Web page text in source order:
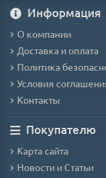
Информация
О компании
Доставка и оплата
Политика
Условия
Контакты
Покупателю
Карта сайта
Новости и Статьи